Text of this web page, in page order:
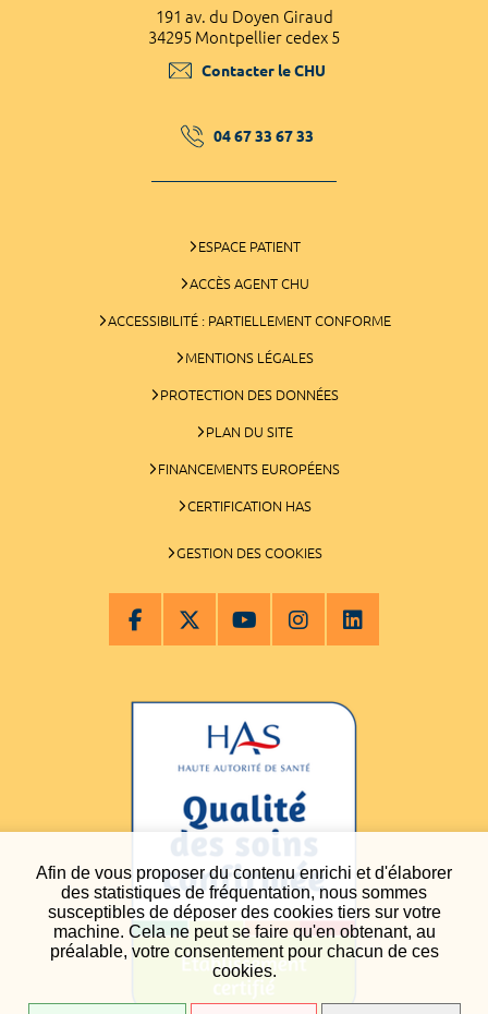
Afin de vous proposer du contenu enrichi et d'élaborer
des statistiques de fréquentation, nous sommes
susceptibles de déposer des cookies tiers sur votre
machine. Cela ne peut se faire qu'en obtenant, au
préalable, votre consentement pour chacun de ces
cookies.
191 av. du Doyen Giraud
34295 Montpellier cedex 5
Contacter le CHU
04 67 33 67 33
ESPACE PATIENT
ACCÈS AGENT CHU
ACCESSIBILITÉ : PARTIELLEMENT CONFORME
MENTIONS LÉGALES
PROTECTION DES DONNÉES
PLAN DU SITE
FINANCEMENTS EUROPÉENS
CERTIFICATION HAS
GESTION DES COOKIES